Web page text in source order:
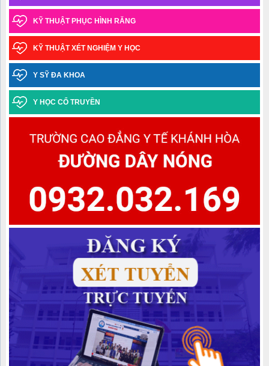
Thông báo thời gian tiếp nhận thí sinh trúng tuyển đợt 1 năm
2025 làm thủ tục nhập học ngành Y học cổ truyền trình độ trung cấp văn
bằng 2
truyền trình độ Trung cấp văn bằng 2
cổ truyền Trình độ trung cấp văn bằng 2
Danh sách học sinh được công nhận tốt nghiệp các lớp Trung
cấp văn bằng 2 Khóa học 2022-2024, Khóa học 2023-2025
KỸ THUẬT PHỤC HÌNH RĂNG
KỸ THUẬT XÉT NGHIỆM Y HỌC
Y SỸ ĐA KHOA
Y HỌC CỔ TRUYỀN